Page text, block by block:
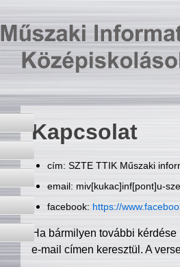
Kapcsolat
cím: SZTE TTIK Műszaki
email: miv[kukac]inf[pont]u-
facebook: https://
Ha bármilyen további
e-mail címen keresztül. A